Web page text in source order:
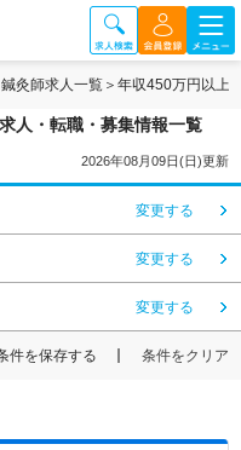
鍼灸師求人一覧 年収450万円以上
人・転職・募集情報一覧
2026年08月09日(日)更新
変更する
変更する
変更する
件を保存する 条件をクリア